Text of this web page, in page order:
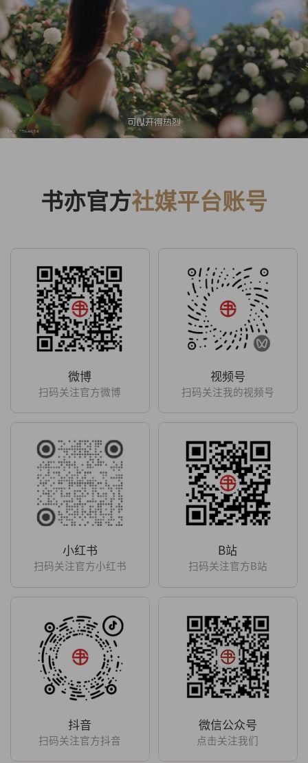
书亦官方社媒平台账号
微博
扫码关注官方微博
视频号
扫码关注我的视频号
小红书
扫码关注官方小红书
B站
扫码关注官方B站
抖音
扫码关注官方抖音
微信公众号
点击关注我们